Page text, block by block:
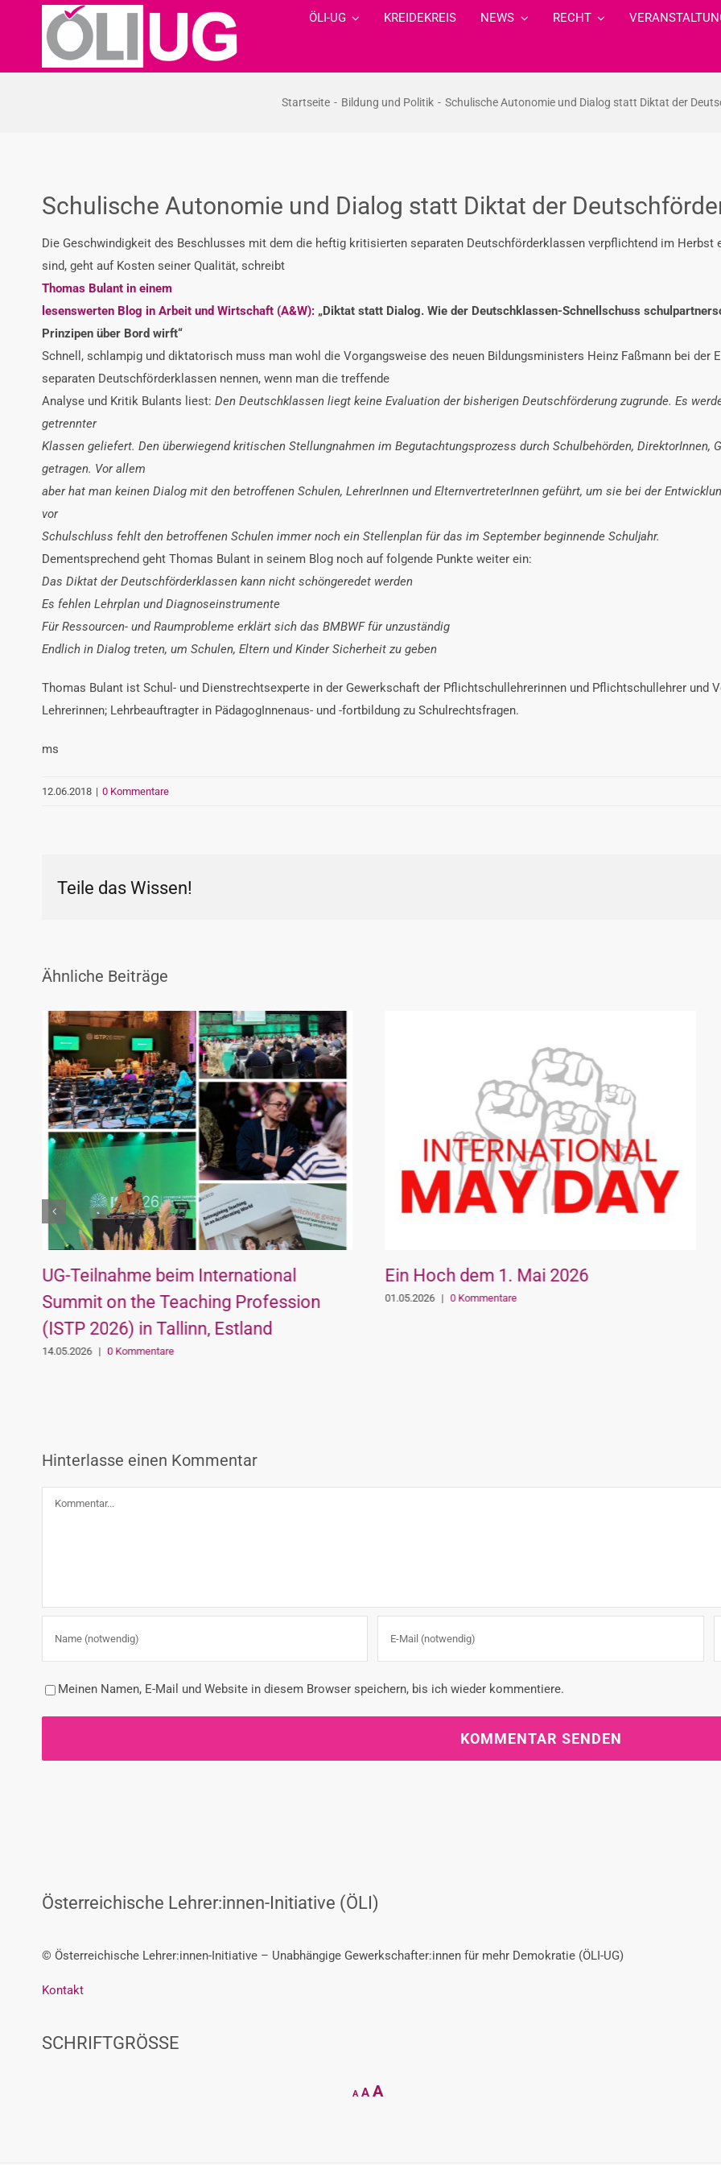
ÖLI-UG KREIDEKREIS NEWS RECHT
Startseite Bildung und Politik Schulische Autonomie und Dialog statt Diktat der
Schulische Autonomie und Dialog statt Diktat der
Die Geschwindigkeit des Beschlusses mit dem die heftig kritisierten separaten Deutschförderklassen verpflichtend im Herbst
sind, geht auf Kosten seiner Qualität, schreibt
Thomas Bulant in einem
lesenswerten Blog in Arbeit und Wirtschaft (A&W): „Diktat statt Dialog. Wie der Deutschklassen-Schnellschuss
Prinzipen über Bord wirft“
Schnell, schlampig und diktatorisch muss man wohl die Vorgangsweise des neuen Bildungsministers Heinz Faßmann bei der
separaten Deutschförderklassen nennen, wenn man die treffende
Analyse und Kritik Bulants liest: Den Deutschklassen liegt keine Evaluation der bisherigen Deutschförderung zugrunde. Es
getrennter
Klassen geliefert. Den überwiegend kritischen Stellungnahmen im Begutachtungsprozess durch Schulbehörden, DirektorInnen,
getragen. Vor allem
aber hat man keinen Dialog mit den betroffenen Schulen, LehrerInnen und ElternvertreterInnen geführt, um sie bei der
vor
Schulschluss fehlt den betroffenen Schulen immer noch ein Stellenplan für das im September beginnende Schuljahr.
Dementsprechend geht Thomas Bulant in seinem Blog noch auf folgende Punkte weiter ein:
Das Diktat der Deutschförderklassen kann nicht schöngeredet werden
Es fehlen Lehrplan und Diagnoseinstrumente
Für Ressourcen- und Raumprobleme erklärt sich das BMBWF für unzuständig
Endlich in Dialog treten, um Schulen, Eltern und Kinder Sicherheit zu geben
Thomas Bulant ist Schul- und Dienstrechtsexperte in der Gewerkschaft der Pflichtschullehrerinnen und Pflichtschullehrer und
Lehrerinnen; Lehrbeauftragter in PädagogInnenaus- und -fortbildung zu Schulrechtsfragen.
ms
12.06.2018 | 0 Kommentare
Teile das Wissen!
Ähnliche Beiträge
UG-Teilnahme beim International
Summit on the Teaching Profession
(ISTP 2026) in Tallinn, Estland
14.05.2026 | 0 Kommentare
Ein Hoch dem 1. Mai 2026
01.05.2026 | 0 Kommentare
Hinterlasse einen Kommentar
Kommentar
Meinen Namen, E-Mail und Website in diesem Browser speichern, bis ich wieder kommentiere.
Österreichische Lehrer:innen-Initiative (ÖLI)
© Österreichische Lehrer:innen-Initiative – Unabhängige Gewerkschafter:innen für mehr Demokratie (ÖLI-UG)
Kontakt
SCHRIFTGRÖSSE
A
font
A Reset
AIncrease